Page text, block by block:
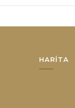
HARITA